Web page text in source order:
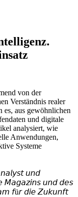
von der
Verständnis realer
aus gewöhnlichen
und digitale
analysiert, wie
Anwendungen,
Systeme
𝘶𝘯𝘥
𝘔𝘢𝘨𝘢𝘻𝘪𝘯𝘴 𝘶𝘯𝘥 𝘥𝘦𝘴
𝘧ü𝘳 𝘥𝘪𝘦 𝘡𝘶𝘬𝘶𝘯𝘧𝘵